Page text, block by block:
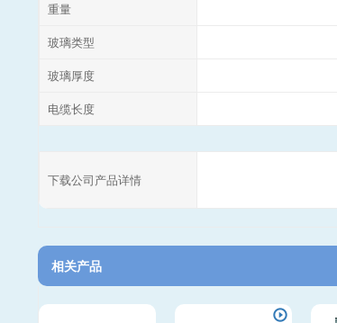
重量
玻璃类型
玻璃厚度
电缆长度
下载公司产品详情
相关产品